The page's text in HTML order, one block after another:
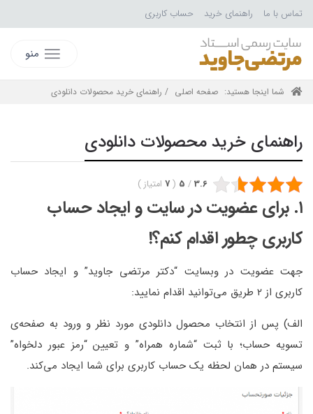
تماس با ما راهنمای خرید حساب کاربری
منو
شما اینجا هستید: صفحه اصلی / راهنمای خرید محصولات دانلودی
راهنمای خرید محصولات دانلودی
3.6
/
5
(
7 امتیاز)
۱. برای عضویت در سایت و ایجاد حساب
کاربری چطور اقدام کنم؟!
جهت عضویت در وبسایت “دکتر مرتضی جاوید” و ایجاد حساب
کاربری از ۲ طریق می‌توانید اقدام نمایید:
الف) پس از انتخاب محصول دانلودی مورد نظر و ورود به صفحه‌ی
تسویه حساب؛ با ثبت “شماره همراه” و تعیین “رمز عبور دلخواه”
سیستم در همان لحظه یک حساب کاربری برای شما ایجاد می‌کند.